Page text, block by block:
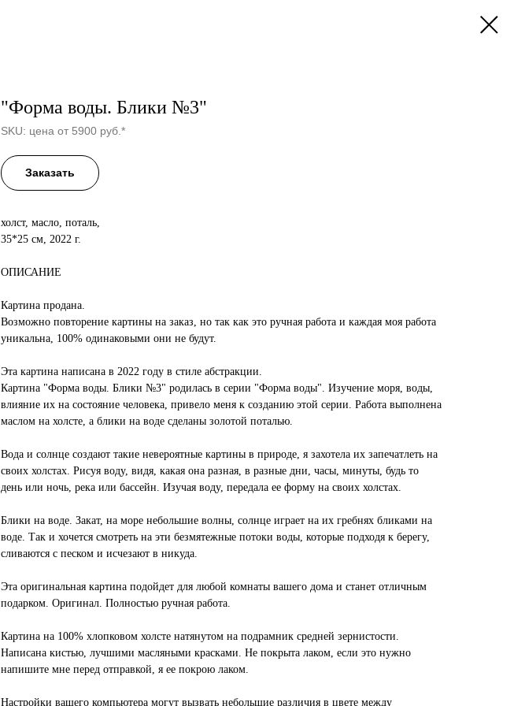
"Форма воды. Блики №3"
SKU: цена от 5900 руб.*
Заказать
холст, масло, поталь,
35*25 см, 2022 г.
ОПИСАНИЕ
Картина продана.
Возможно повторение картины на заказ, но так как это ручная работа и каждая моя работа
уникальна, 100% одинаковыми они не будут.
Эта картина написана в 2022 году в стиле абстракции.
Картина "Форма воды. Блики №3" родилась в серии "Форма воды". Изучение моря, воды,
влияние их на состояние человека, привело меня к созданию этой серии. Работа выполнена
маслом на холсте, а блики на воде сделаны золотой поталью.
Вода и солнце создают такие невероятные картины в природе, я захотела их запечатлеть на
своих холстах. Рисуя воду, видя, какая она разная, в разные дни, часы, минуты, будь то
день или ночь, река или бассейн. Изучая воду, передала ее форму на своих холстах.
Блики на воде. Закат, на море небольшие волны, солнце играет на их гребнях бликами на
воде. Так и хочется смотреть на эти безмятежные потоки воды, которые подходя к берегу,
сливаются с песком и исчезают в никуда.
Эта оригинальная картина подойдет для любой комнаты вашего дома и станет отличным
подарком. Оригинал. Полностью ручная работа.
Картина на 100% хлопковом холсте натянутом на подрамник средней зернистости.
Написана кистью, лучшими масляными красками. Не покрыта лаком, если это нужно
напишите мне перед отправкой, я ее покрою лаком.
Настройки вашего компьютера могут вызвать небольшие различия в цвете между